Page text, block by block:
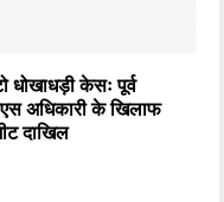
धोखाधड़ी केसः पूर्व
अधिकारी के खिलाफ
दाखिल